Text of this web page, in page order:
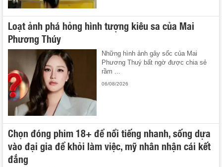
Loạt ảnh phá hỏng hình tượng kiêu sa của Mai
Phương Thúy
Những hình ảnh gây sốc của Mai
Phương Thuý bất ngờ được chia sẻ
rầm ...
06/08/2026
Chọn đóng phim 18+ để nổi tiếng nhanh, sống dựa
vào đại gia để khỏi làm việc, mỹ nhân nhận cái kết
đắng